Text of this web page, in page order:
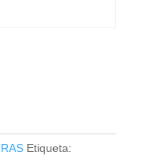
Etiqueta: